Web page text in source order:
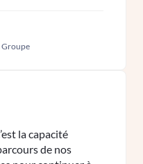
Groupe
la capacité
de nos